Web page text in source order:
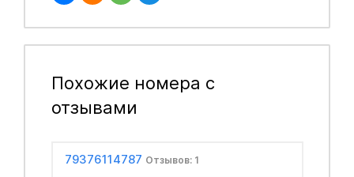
Похожие номера с
отзывами
79376114787 Отзывов: 1